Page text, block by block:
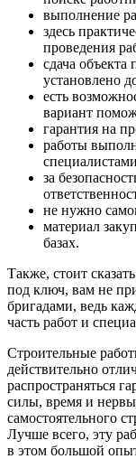
выполнение
здесь
проведения
сдача объекта
установлено
есть
вариант
гарантия на
работы
за
не нужно
материал
базах.
Также, стоит
под ключ, вам не
бригадами, ведь
часть работ и
Строительные
действительно
распространяться
силы, время и
самостоятельного
Лучше всего, эту
в этом большой